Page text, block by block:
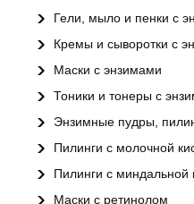
Гели, мыло и пенки с
Кремы и сыворотки с
Маски с энзимами
Тоники и тонеры с
Энзимные пудры,
Пилинги с молочной
Пилинги с миндальной
Маски с ретинолом